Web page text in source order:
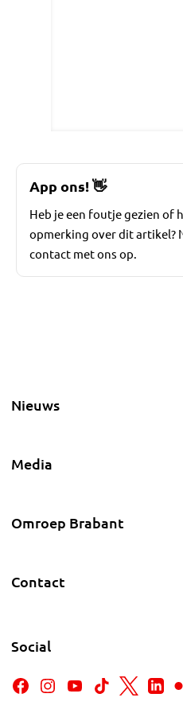
App ons!👋
Heb je een foutje gezien of
opmerking over dit artikel?
contact met ons op.
Nieuws
Media
Omroep Brabant
Contact
Social